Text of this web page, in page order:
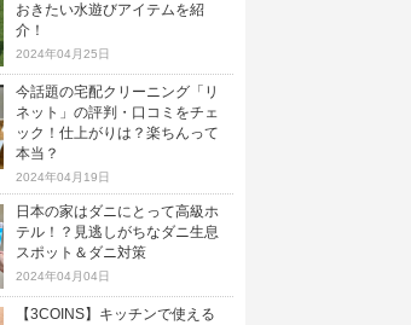
おきたい水遊びアイテムを紹
介！
2024年04月25日
今話題の宅配クリーニング「リ
ネット」の評判・口コミをチェ
ック！仕上がりは？楽ちんって
本当？
2024年04月19日
日本の家はダニにとって高級ホ
テル！？見逃しがちなダニ生息
スポット＆ダニ対策
2024年04月04日
【3COINS】キッチンで使える